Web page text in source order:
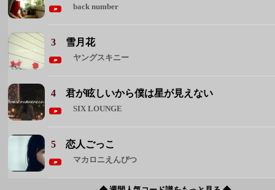
back number
3 雪月花
ヤングスキニー
4君が眩しいから僕は星が見えない
SIX LOUNGE
5恋人ごっこ
マカロニえんぴつ